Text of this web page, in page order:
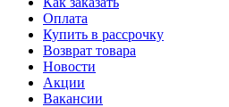
Оплата
Купить в рассрочку
Возврат товара
Новости
Акции
Вакансии